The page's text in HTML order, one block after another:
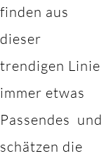
finden aus
dieser
trendigen Linie
immer etwas
Passendes und
schätzen die